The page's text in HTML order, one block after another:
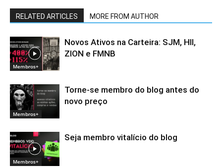
RELATED ARTICLES MORE FROM AUTHOR
Membros+
Novos Ativos na Carteira: SJM, HII,
ZION e FMNB
Membros+
Torne-se membro do blog antes do
novo preço
Membros+
Seja membro vitalício do blog